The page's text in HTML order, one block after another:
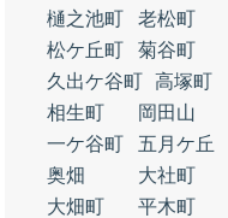
樋之池町
老松町
松ケ丘町
菊谷町
久出ケ谷町 高塚町
相生町
岡田山
一ケ谷町
五月ケ丘
奥畑
大社町
大畑町
平木町